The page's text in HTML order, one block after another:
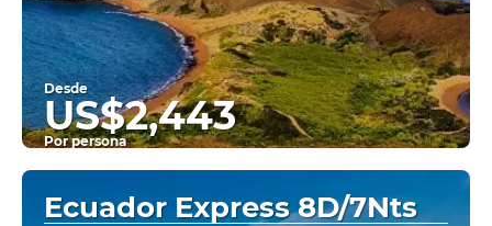
Desde
US$2,443
Por persona
Ver
Ecuador Express 8D/7Nts